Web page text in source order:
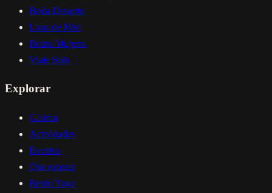
Boda Desierto
Luna de Miel
Retiro Mujeres
Viaje Solo
Explorar
Galeria
Actividades
Eventos
Que esperar
Retiro Yoga